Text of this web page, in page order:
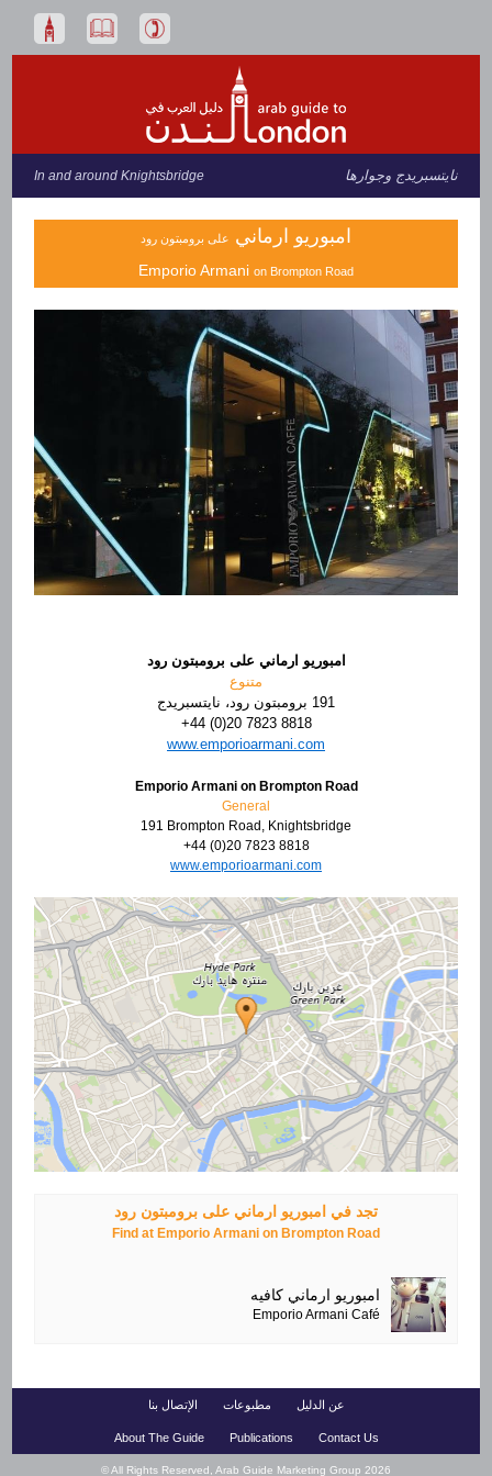
نايتسبريدج وجوارها In and around Knightsbridge
امبوريو ارماني على برومبتون رود
Emporio Armani on Brompton Road
امبوريو ارماني على برومبتون رود
متنوع
191 برومبتون رود، نايتسبريدج
+44 (0)20 7823 8818
www.emporioarmani.com
Emporio Armani on Brompton Road
General
191 Brompton Road, Knightsbridge
+44 (0)20 7823 8818
www.emporioarmani.com
تجد في امبوريو ارماني على برومبتون رود
Find at Emporio Armani on Brompton Road
امبوريو ارماني كافيه
Emporio Armani Café
عن الدليل مطبوعات الإتصال بنا
About The Guide Publications Contact Us
© All Rights Reserved, Arab Guide Marketing Group 2026